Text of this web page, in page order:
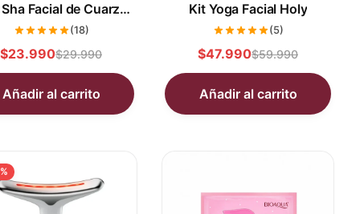
Facial de Cuarzo
Rosa Holy
(18)
$23.990$29.990
Añadir al carrito
Kit Yoga Facial Holy
(5)
$47.990$59.990
Añadir al carrito